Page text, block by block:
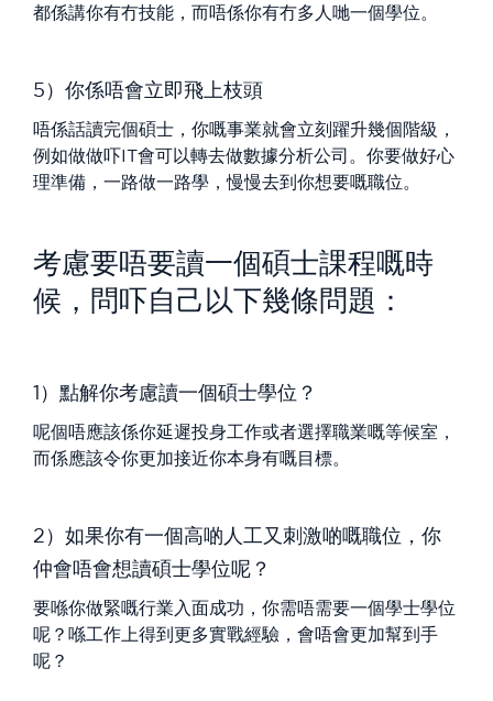
都係講你有冇技能，而唔係你有冇多人哋一個學位。
5）你係唔會立即飛上枝頭
唔係話讀完個碩士，你嘅事業就會立刻躍升幾個階級，
例如做做吓IT會可以轉去做數據分析公司。你要做好心
理準備，一路做一路學，慢慢去到你想要嘅職位。
考慮要唔要讀一個碩士課程嘅時
候，問吓自己以下幾條問題：
1）點解你考慮讀一個碩士學位？
呢個唔應該係你延遲投身工作或者選擇職業嘅等候室，
而係應該令你更加接近你本身有嘅目標。
2）如果你有一個高啲人工又刺激啲嘅職位，你
仲會唔會想讀碩士學位呢？
要喺你做緊嘅行業入面成功，你需唔需要一個學士學位
呢？喺工作上得到更多實戰經驗，會唔會更加幫到手
呢？